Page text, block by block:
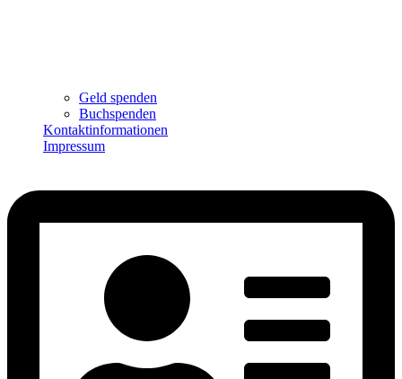
Geld spenden
Buchspenden
Kontaktinformationen
Impressum